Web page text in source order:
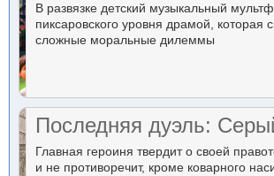
В развязке детский музыкальный
пиксаровского уровня драмой, которая
сложные моральные дилеммы
Последняя дуэль:
Главная героиня твердит о своей
и не противоречит, кроме коварного